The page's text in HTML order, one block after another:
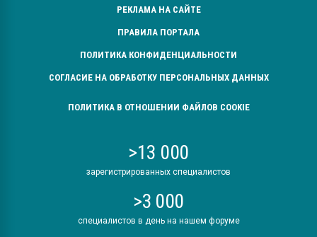
РЕКЛАМА НА САЙТЕ
ПРАВИЛА ПОРТАЛА
ПОЛИТИКА КОНФИДЕНЦИАЛЬНОСТИ
СОГЛАСИЕ НА ОБРАБОТКУ ПЕРСОНАЛЬНЫХ ДАННЫХ
ПОЛИТИКА В ОТНОШЕНИИ ФАЙЛОВ COOKIE
>13 000
зарегистрированных специалистов
>3 000
специалистов в день на нашем форуме